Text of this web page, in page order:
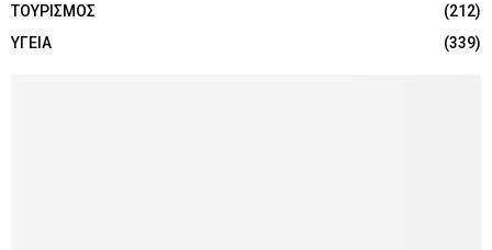
ΤΟΥΡΙΣΜΟΣ
(212)
ΥΓΕΙΑ
(339)